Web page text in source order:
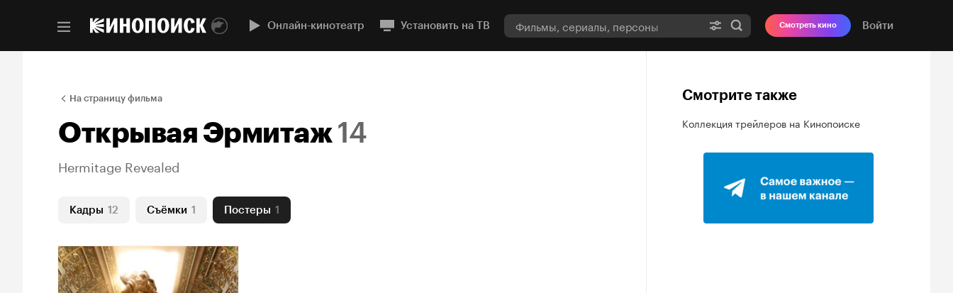
Онлайн-кинотеатр Установить на ТВ Смотреть кино Войти
На страницу фильма
Открывая Эрмитаж14
Hermitage Revealed
Кадры 12 Съёмки 1 Постеры 1
Смотрите также
Коллекция трейлеров на Кинопоиске